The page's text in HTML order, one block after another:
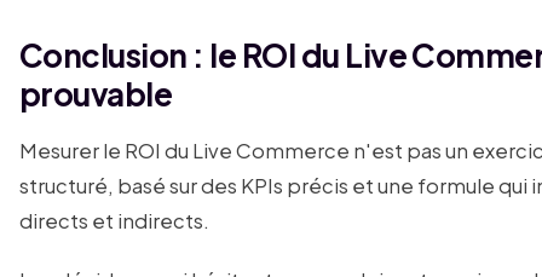
Conclusion : le ROI du Live
prouvable
Mesurer le ROI du Live Commerce n'est pas un
structuré, basé sur des KPIs précis et une formule
directs et indirects.